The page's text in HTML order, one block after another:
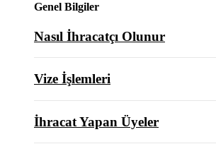
Genel Bilgiler
Nasıl İhracatçı Olunur
Vize İşlemleri
İhracat Yapan Üyeler